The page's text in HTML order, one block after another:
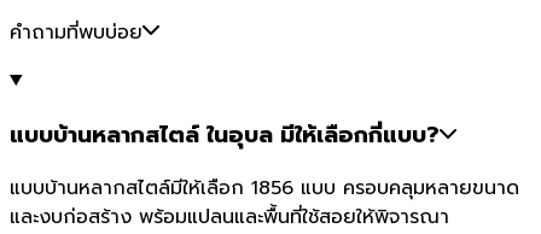
คำถามที่พบบ่อย
แบบบ้านหลากสไตล์ ในอุบล มีให้เลือกกี่แบบ?
แบบบ้านหลากสไตล์มีให้เลือก 1856 แบบ ครอบคลุมหลายขนาด
และงบก่อสร้าง พร้อมแปลนและพื้นที่ใช้สอยให้พิจารณา